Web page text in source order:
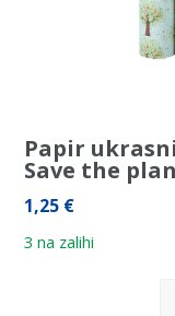
Papir
Save the
1,25 €
3 na zalihi